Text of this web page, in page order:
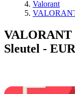
Valorant
VALORANT
Sleutel -